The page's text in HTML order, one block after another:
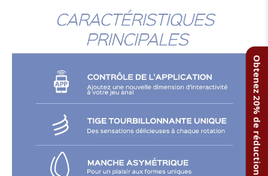
Obtenez 20% de réduction